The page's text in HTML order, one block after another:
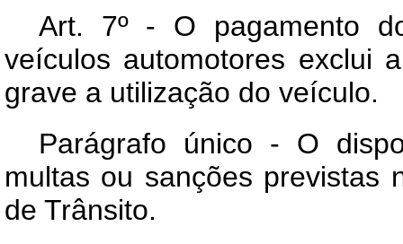
Art. 7º - O pagamento
veículos automotores exclui
grave a utilização do veículo.
Parágrafo único - O
multas ou sanções previstas
de Trânsito.